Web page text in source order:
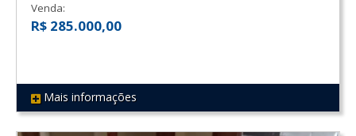
REF 525
Venda:
R$ 285.000,00
Mais informações